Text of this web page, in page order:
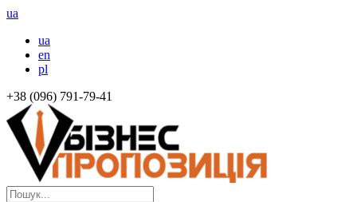
ua
ua
en
pl
+38 (096) 791-79-41